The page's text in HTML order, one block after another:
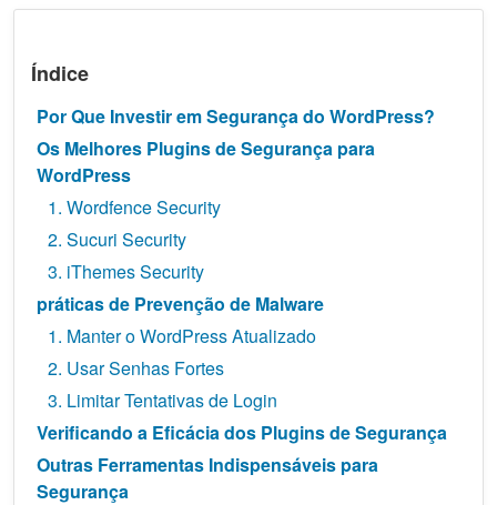
Índice
Por Que Investir em Segurança do WordPress?
Os Melhores Plugins de Segurança para
WordPress
1. Wordfence Security
2. Sucuri Security
3. iThemes Security
práticas de Prevenção de Malware
1. Manter o WordPress Atualizado
2. Usar Senhas Fortes
3. Limitar Tentativas de Login
Verificando a Eficácia dos Plugins de Segurança
Outras Ferramentas Indispensáveis para
Segurança